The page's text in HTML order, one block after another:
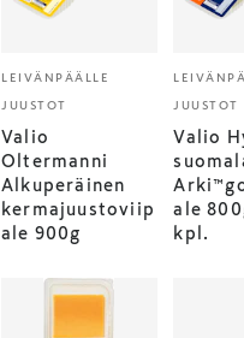
LEIVÄNPÄÄLLE
JUUSTOT
Valio
Oltermanni
Alkuperäinen
kermajuustoviip
ale 900g
JUUSTOT
Valio
ale
kpl.